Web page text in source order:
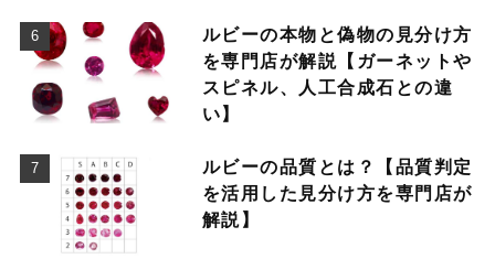
ルビーの本物と偽物の見分け方
を専門店が解説【ガーネットや
スピネル、人工合成石との違
い】
ルビーの品質とは？【品質判定
を活用した見分け方を専門店が
解説】